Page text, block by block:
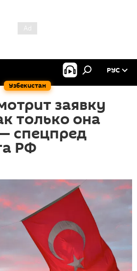
Узбекистан
РУС
заявку
только она
спецпред
РФ